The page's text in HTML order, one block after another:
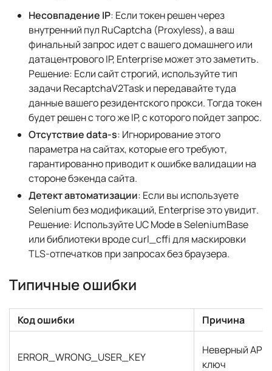
Несовпадение IP: Если токен решен через
внутренний пул RuCaptcha (Proxyless), а ваш
финальный запрос идет с вашего домашнего или
датацентрового IP, Enterprise может это заметить.
Решение: Если сайт строгий, используйте тип
задачи RecaptchaV2Task и передавайте туда
данные вашего резидентского прокси. Тогда токен
будет решен с того же IP, с которого пойдет запрос.
Отсутствие data-s: Игнорирование этого
параметра на сайтах, которые его требуют,
гарантированно приводит к ошибке валидации на
стороне бэкенда сайта.
Детект автоматизации: Если вы используете
Selenium без модификаций, Enterprise это увидит.
Решение: Используйте UC Mode в SeleniumBase
или библиотеки вроде curl_cffi для маскировки
TLS-отпечатков при запросах без браузера.
Типичные ошибки
Код ошибки Причина
ERROR_WRONG_USER_KEY
Неверный API-
ключ